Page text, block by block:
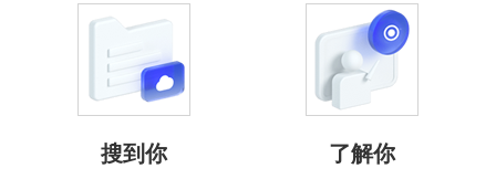
搜到你 了解你